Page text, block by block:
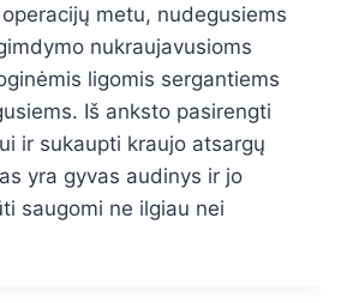
metu, nudegusiems
nukraujavusioms
ligomis sergantiems
Iš anksto pasirengti
ir sukaupti kraujo atsargų
yra gyvas audinys ir jo
saugomi ne ilgiau nei